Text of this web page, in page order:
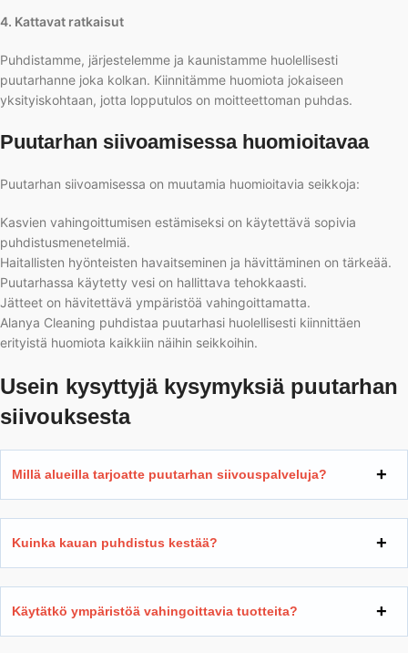
4. Kattavat ratkaisut
Puhdistamme, järjestelemme ja kaunistamme huolellisesti
puutarhanne joka kolkan. Kiinnitämme huomiota jokaiseen
yksityiskohtaan, jotta lopputulos on moitteettoman puhdas.
Puutarhan siivoamisessa huomioitavaa
Puutarhan siivoamisessa on muutamia huomioitavia seikkoja:
Kasvien vahingoittumisen estämiseksi on käytettävä sopivia
puhdistusmenetelmiä.
Haitallisten hyönteisten havaitseminen ja hävittäminen on tärkeää.
Puutarhassa käytetty vesi on hallittava tehokkaasti.
Jätteet on hävitettävä ympäristöä vahingoittamatta.
Alanya Cleaning puhdistaa puutarhasi huolellisesti kiinnittäen
erityistä huomiota kaikkiin näihin seikkoihin.
Usein kysyttyjä kysymyksiä puutarhan
siivouksesta
Millä alueilla tarjoatte puutarhan siivouspalveluja?
Kuinka kauan puhdistus kestää?
Käytätkö ympäristöä vahingoittavia tuotteita?